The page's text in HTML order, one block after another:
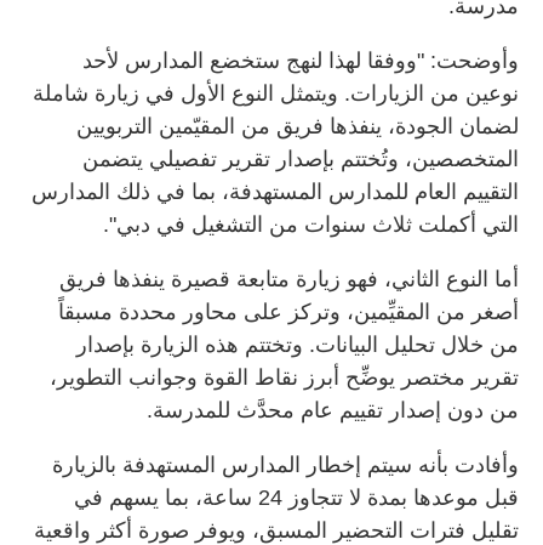
مدرسة.
وأوضحت: "ووفقا لهذا لنهج ستخضع المدارس لأحد
نوعين من الزيارات. ويتمثل النوع الأول في زيارة شاملة
لضمان الجودة، ينفذها فريق من المقيّمين التربويين
المتخصصين، وتُختتم بإصدار تقرير تفصيلي يتضمن
التقييم العام للمدارس المستهدفة، بما في ذلك المدارس
التي أكملت ثلاث سنوات من التشغيل في دبي".
أما النوع الثاني، فهو زيارة متابعة قصيرة ينفذها فريق
أصغر من المقيِّمين، وتركز على محاور محددة مسبقاً
من خلال تحليل البيانات. وتختتم هذه الزيارة بإصدار
تقرير مختصر يوضِّح أبرز نقاط القوة وجوانب التطوير،
من دون إصدار تقييم عام محدَّث للمدرسة.
وأفادت بأنه سيتم إخطار المدارس المستهدفة بالزيارة
قبل موعدها بمدة لا تتجاوز 24 ساعة، بما يسهم في
تقليل فترات التحضير المسبق، ويوفر صورة أكثر واقعية